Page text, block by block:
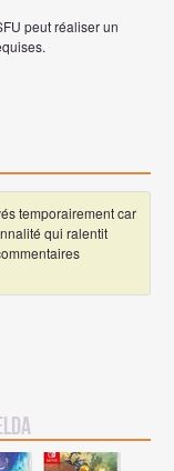
peut réaliser un
temporairement car
qui ralentit